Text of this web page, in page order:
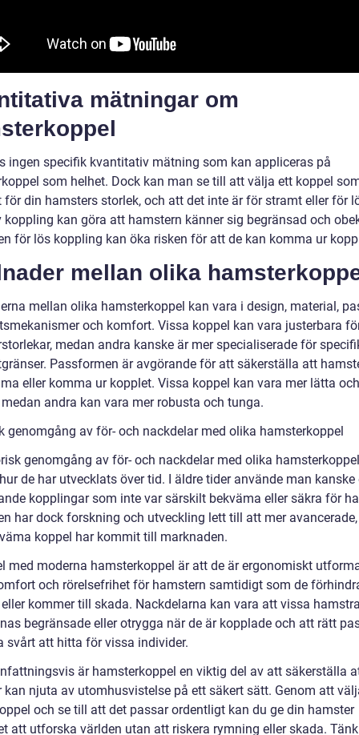
mätningar om
ingen specifik kvantitativ mätning som kan appliceras på
som helhet. Dock kan man se till att välja ett koppel
din hamsters storlek, och att det inte är för stramt eller för
koppling kan göra att hamstern känner sig begränsad och
för lös koppling kan öka risken för att de kan komma ur
mellan olika
mellan olika hamsterkoppel kan vara i design, material,
och komfort. Vissa koppel kan vara justerbara
medan andra kanske är mer specialiserade för
Passformen är avgörande för att säkerställa att
eller komma ur kopplet. Vissa koppel kan vara mer lätta och
andra kan vara mer robusta och tunga.
genomgång av för- och nackdelar med olika hamsterkoppel
genomgång av för- och nackdelar med olika
de har utvecklats över tid. I äldre tider använde man kanske
kopplingar som inte var särskilt bekväma eller säkra för
har dock forskning och utveckling lett till att mer
koppel har kommit till marknaden.
med moderna hamsterkoppel är att de är ergonomiskt
och rörelsefrihet för hamstern samtidigt som de
kommer till skada. Nackdelarna kan vara att vissa
begränsade eller otrygga när de är kopplade och att rätt
svårt att hitta för vissa individer.
är hamsterkoppel en viktig del av att säkerställa
kan njuta av utomhusvistelse på ett säkert sätt. Genom att
och se till att det passar ordentligt kan du ge din hamster
att utforska världen utan att riskera rymning eller skada.